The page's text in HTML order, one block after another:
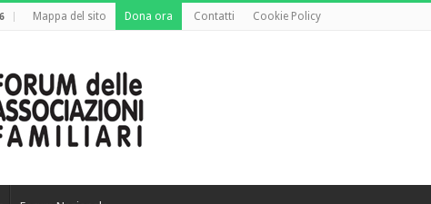
Mappa del sito Dona ora Contatti Cookie Policy